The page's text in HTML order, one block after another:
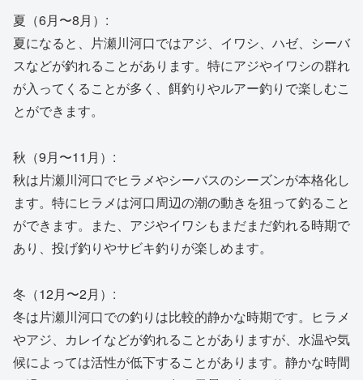
夏（6月〜8月）:
夏になると、片瀬川河口ではアジ、イワシ、ハゼ、シーバ
スなどが釣れることがあります。特にアジやイワシの群れ
が入ってくることが多く、餌釣りやルアー釣りで楽しむこ
とができます。
秋（9月〜11月）:
秋は片瀬川河口でヒラメやシーバスのシーズンが本格化し
ます。特にヒラメは河口周辺の潮の動きを狙って釣ること
ができます。また、アジやイワシもまだまだ釣れる時期で
あり、投げ釣りやサビキ釣りが楽しめます。
冬（12月〜2月）:
冬は片瀬川河口での釣りは比較的静かな時期です。ヒラメ
やアジ、カレイなどが釣れることがありますが、水温や気
候によっては活性が低下することがあります。静かな時間